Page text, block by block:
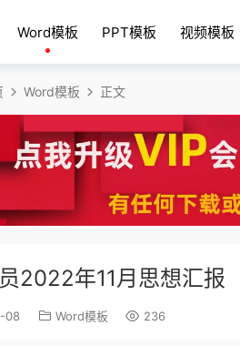
Word模板 PPT模板 视频模板
Word模板 正文
2022年11月思想汇报
08 Word模板 236